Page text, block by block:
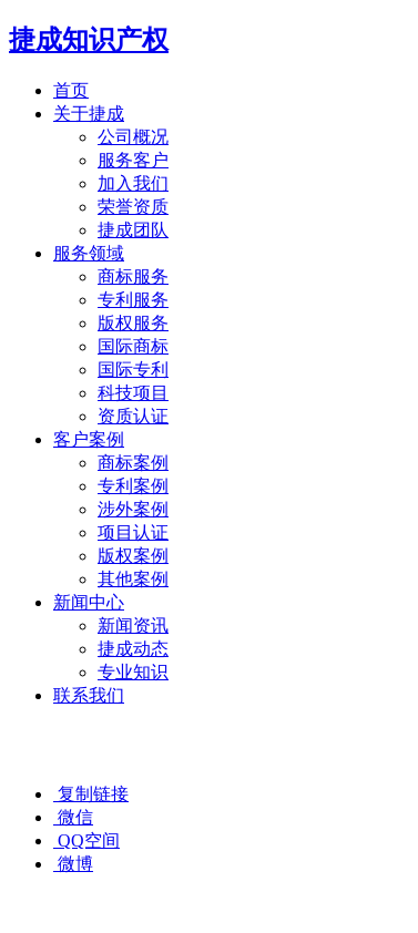
捷成知识产权
首页
关于捷成
公司概况
服务客户
加入我们
荣誉资质
捷成团队
服务领域
商标服务
专利服务
版权服务
国际商标
国际专利
科技项目
资质认证
客户案例
商标案例
专利案例
涉外案例
项目认证
版权案例
其他案例
新闻中心
新闻资讯
捷成动态
专业知识
联系我们
复制链接
微信
QQ空间
微博